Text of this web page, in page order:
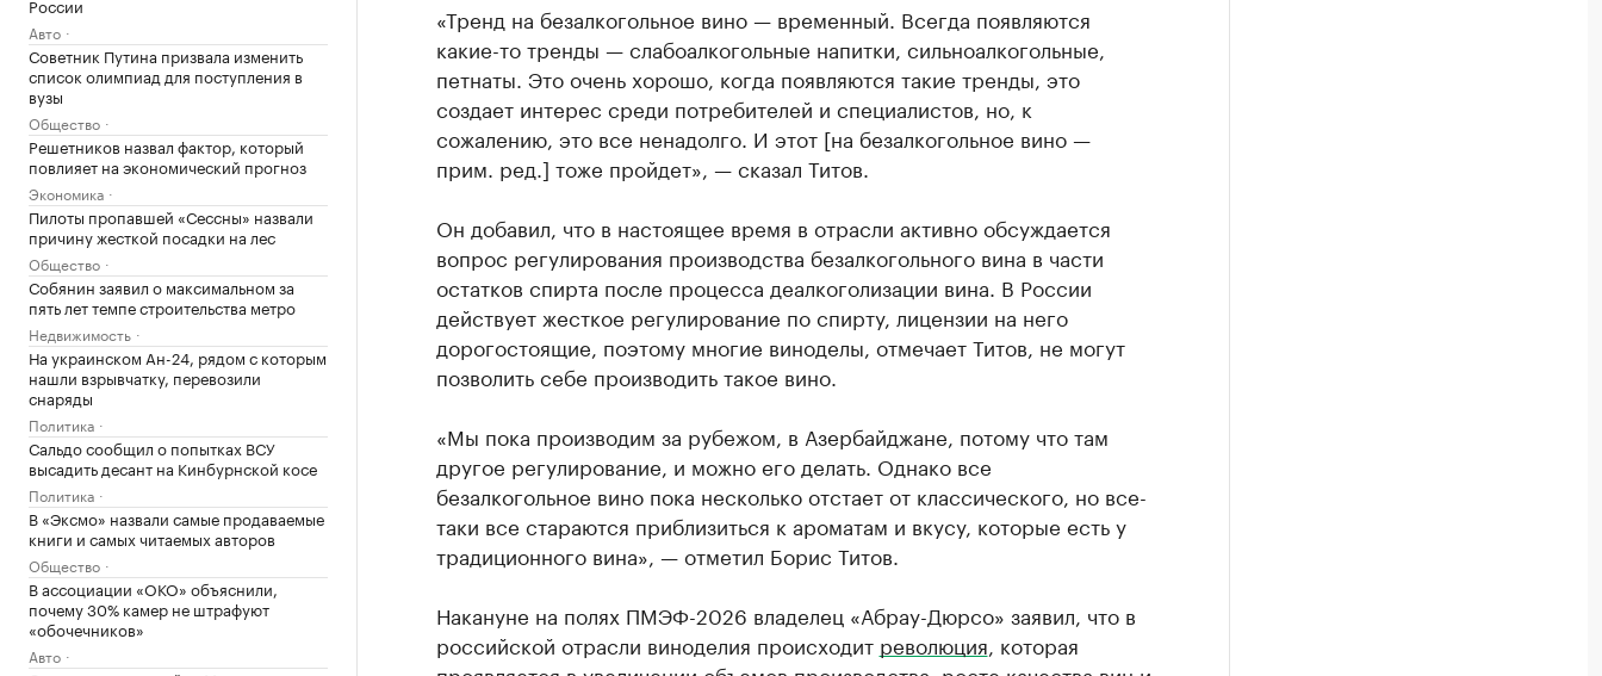
Авто
Советник Путина призвала изменить
список олимпиад для поступления в
вузы
Общество
Решетников назвал фактор, который
повлияет на экономический прогноз
Экономика
Пилоты пропавшей «Сессны» назвали
причину жесткой посадки на лес
Общество
Собянин заявил о максимальном за
пять лет темпе строительства метро
Недвижимость
На украинском Ан-24, рядом с которым
нашли взрывчатку, перевозили
снаряды
Политика
Сальдо сообщил о попытках ВСУ
высадить десант на Кинбурнской косе
Политика
В «Эксмо» назвали самые продаваемые
книги и самых читаемых авторов
Общество
В ассоциации «ОКО» объяснили,
почему 30% камер не штрафуют
«обочечников»
Авто
«Тренд на безалкогольное вино — временный. Всегда появляются
какие-то тренды — слабоалкогольные напитки, сильноалкогольные,
петнаты. Это очень хорошо, когда появляются такие тренды, это
создает интерес среди потребителей и специалистов, но, к
сожалению, это все ненадолго. И этот [на безалкогольное вино —
прим. ред.] тоже пройдет», — сказал Титов.
Он добавил, что в настоящее время в отрасли активно обсуждается
вопрос регулирования производства безалкогольного вина в части
остатков спирта после процесса деалкоголизации вина. В России
действует жесткое регулирование по спирту, лицензии на него
дорогостоящие, поэтому многие виноделы, отмечает Титов, не могут
позволить себе производить такое вино.
«Мы пока производим за рубежом, в Азербайджане, потому что там
другое регулирование, и можно его делать. Однако все
безалкогольное вино пока несколько отстает от классического, но все-
таки все стараются приблизиться к ароматам и вкусу, которые есть у
традиционного вина», — отметил Борис Титов.
Накануне на полях ПМЭФ-2026 владелец «Абрау-Дюрсо» заявил, что в
российской отрасли виноделия происходит революция , которая